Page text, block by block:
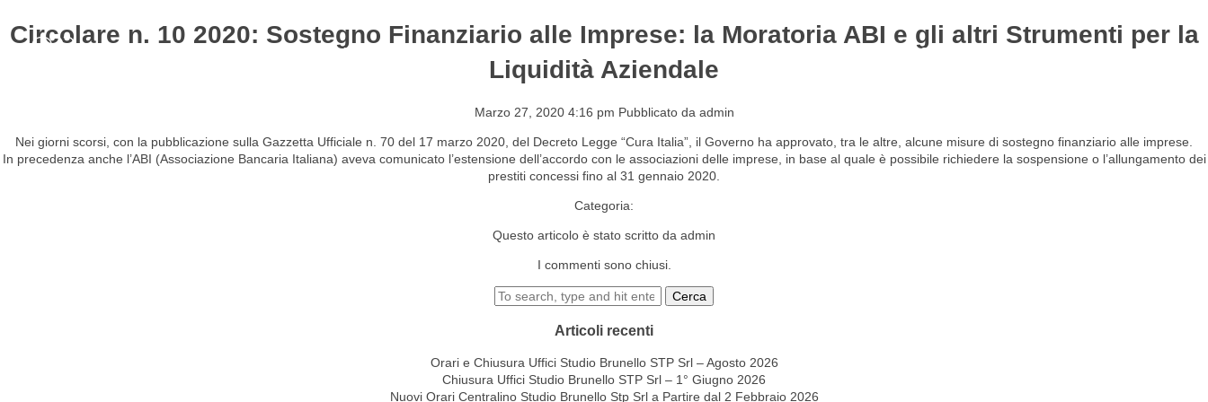
CIRCOLARI Gestione del personale Lavora con noi
Circolare n. 10 2020: Sostegno Finanziario alle Imprese: la Moratoria ABI e gli altri Strumenti per la
Liquidità Aziendale
Marzo 27, 2020 4:16 pm Pubblicato da admin
Nei giorni scorsi, con la pubblicazione sulla Gazzetta Ufficiale n. 70 del 17 marzo 2020, del Decreto Legge “Cura Italia”, il Governo ha approvato, tra le altre, alcune misure di sostegno finanziario alle imprese.
In precedenza anche l’ABI (Associazione Bancaria Italiana) aveva comunicato l’estensione dell’accordo con le associazioni delle imprese, in base al quale è possibile richiedere la sospensione o l’allungamento dei
prestiti concessi fino al 31 gennaio 2020.
Categoria:
Questo articolo è stato scritto da admin
I commenti sono chiusi.
Cerca
Articoli recenti
Orari e Chiusura Uffici Studio Brunello STP Srl – Agosto 2026
Chiusura Uffici Studio Brunello STP Srl – 1° Giugno 2026
Nuovi Orari Centralino Studio Brunello Stp Srl a Partire dal 2 Febbraio 2026